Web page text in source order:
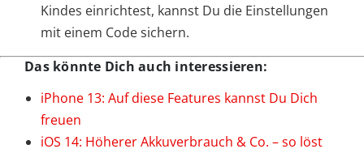
Kindes einrichtest, kannst Du die Einstellungen
mit einem Code sichern.
Das könnte Dich auch interessieren:
iPhone 13: Auf diese Features kannst Du Dich
freuen
iOS 14: Höherer Akkuverbrauch & Co. – so löst